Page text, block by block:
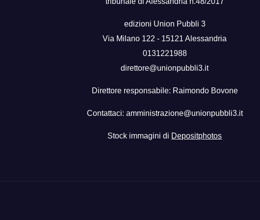
edizioni Union Pubbli 3
Via Milano 122 - 15121 Alessandria
0131221988
direttore@unionpubbli3.it
Direttore responsabile: Raimondo Bovone
Contattaci: amministrazione@unionpubbli3.it
Stock immagini di Depositphotos